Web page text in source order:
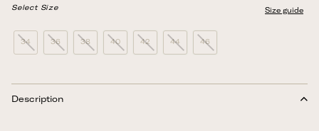
Select Size Size guide
34 36 38 40 42 44 46
Description